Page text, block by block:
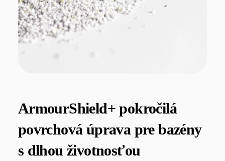
ArmourShield+ pokročilá
povrchová úprava pre bazény
s dlhou životnosťou